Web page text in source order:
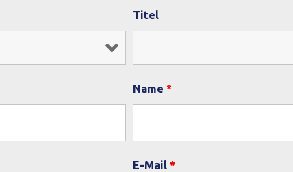
Titel
Name*
E-Mail*